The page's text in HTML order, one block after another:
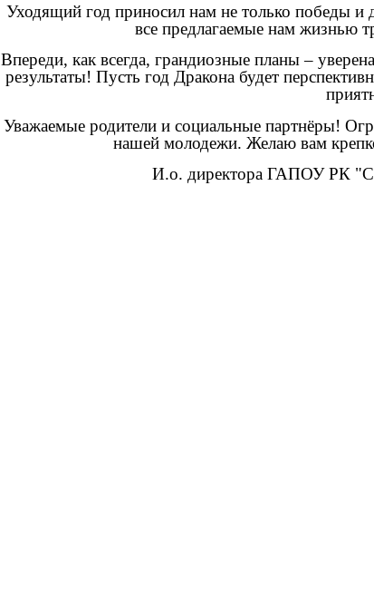
Уходящий год приносил нам не только победы
все предлагаемые нам жизнью
Впереди, как всегда, грандиозные планы –
результаты! Пусть год Дракона будет
Уважаемые родители и социальные партнёры!
нашей молодежи. Желаю вам
И.о. директора ГАПОУ РК